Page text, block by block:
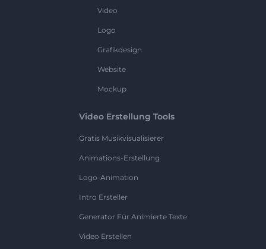
Video
Logo
Grafikdesign
Website
Mockup
Video Erstellung Tools
Gratis Musikvisualisierer
Animations-Erstellung
Logo-Animation
Intro Ersteller
Generator Für Animierte Texte
Video Erstellen